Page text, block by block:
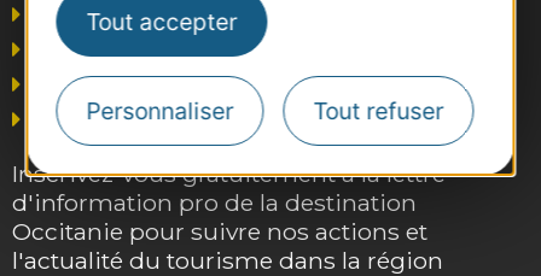
Tout accepter
Personnaliser Tout refuser
Voyagistes
Business/Mice
Thermalisme
Grand public
Inscrivez-vous gratuitement à la lettre
d'information pro de la destination
Occitanie pour suivre nos actions et
l'actualité du tourisme dans la région